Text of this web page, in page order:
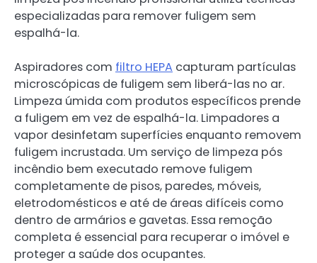
especializadas para remover fuligem sem
espalhá-la.
Aspiradores com filtro HEPA capturam partículas
microscópicas de fuligem sem liberá-las no ar.
Limpeza úmida com produtos específicos prende
a fuligem em vez de espalhá-la. Limpadores a
vapor desinfetam superfícies enquanto removem
fuligem incrustada. Um serviço de limpeza pós
incêndio bem executado remove fuligem
completamente de pisos, paredes, móveis,
eletrodomésticos e até de áreas difíceis como
dentro de armários e gavetas. Essa remoção
completa é essencial para recuperar o imóvel e
proteger a saúde dos ocupantes.